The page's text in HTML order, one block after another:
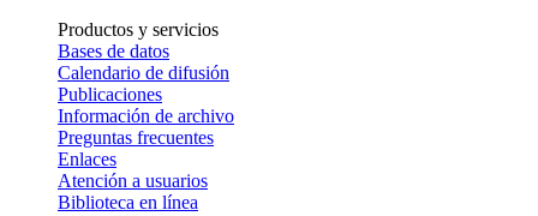
Productos y servicios
Bases de datos
Calendario de difusión
Publicaciones
Información de archivo
Preguntas frecuentes
Enlaces
Atención a usuarios
Biblioteca en línea